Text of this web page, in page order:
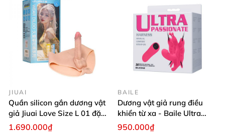
JIUAI
Quần silicon gắn dương vật
giả Jiuai Love Size L 01 đặc
ruột cho Les
1.690.000₫
BAILE
Dương vật giả rung điều
khiển từ xa - Baile Ultra
Passionate
950.000₫